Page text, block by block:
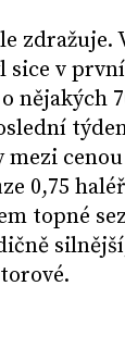
v
nějakých
0,75
topné